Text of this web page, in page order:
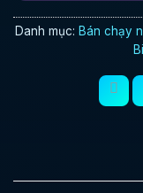
Danh mục: Bán chạy